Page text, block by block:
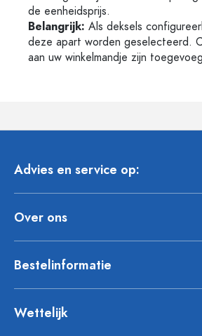
de eenheidsprijs.
Belangrijk: Als deksels
deze apart worden geselecteerd.
aan uw winkelmandje zijn
Advies en service op:
Over ons
Bestelinformatie
Wettelijk